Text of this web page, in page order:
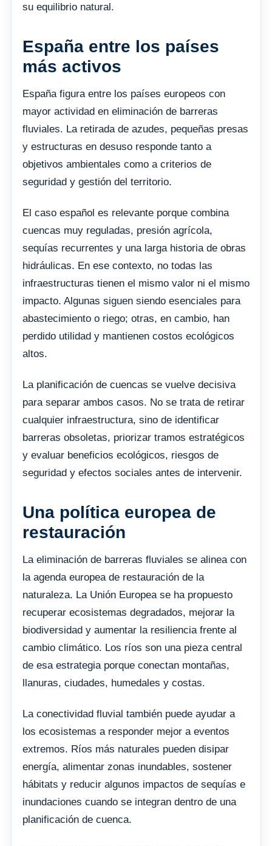
su equilibrio natural.
España entre los países
más activos
España figura entre los países europeos con
mayor actividad en eliminación de barreras
fluviales. La retirada de azudes, pequeñas presas
y estructuras en desuso responde tanto a
objetivos ambientales como a criterios de
seguridad y gestión del territorio.
El caso español es relevante porque combina
cuencas muy reguladas, presión agrícola,
sequías recurrentes y una larga historia de obras
hidráulicas. En ese contexto, no todas las
infraestructuras tienen el mismo valor ni el mismo
impacto. Algunas siguen siendo esenciales para
abastecimiento o riego; otras, en cambio, han
perdido utilidad y mantienen costos ecológicos
altos.
La planificación de cuencas se vuelve decisiva
para separar ambos casos. No se trata de retirar
cualquier infraestructura, sino de identificar
barreras obsoletas, priorizar tramos estratégicos
y evaluar beneficios ecológicos, riesgos de
seguridad y efectos sociales antes de intervenir.
Una política europea de
restauración
La eliminación de barreras fluviales se alinea con
la agenda europea de restauración de la
naturaleza. La Unión Europea se ha propuesto
recuperar ecosistemas degradados, mejorar la
biodiversidad y aumentar la resiliencia frente al
cambio climático. Los ríos son una pieza central
de esa estrategia porque conectan montañas,
llanuras, ciudades, humedales y costas.
La conectividad fluvial también puede ayudar a
los ecosistemas a responder mejor a eventos
extremos. Ríos más naturales pueden disipar
energía, alimentar zonas inundables, sostener
hábitats y reducir algunos impactos de sequías e
inundaciones cuando se integran dentro de una
planificación de cuenca.